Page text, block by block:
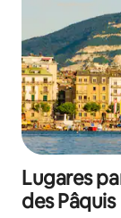
Lugares
des Pâquis